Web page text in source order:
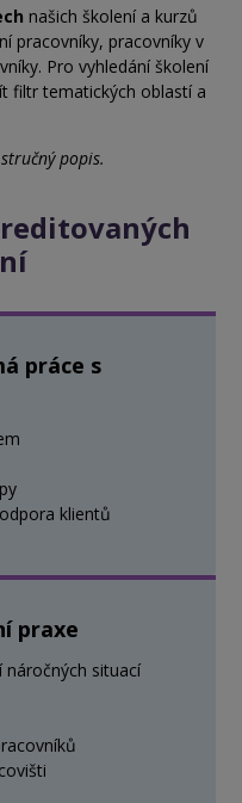
našich školení a kurzů
pracovníky, pracovníky v
Pro vyhledání školení
filtr tematických oblastí a
popis.
práce s
klientů
praxe
náročných situací